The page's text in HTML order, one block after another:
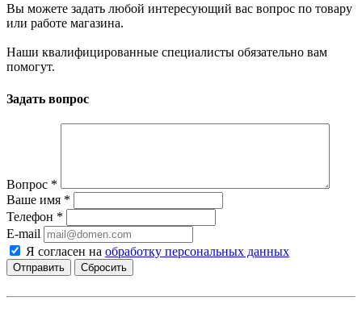
Вы можете задать любой интересующий вас вопрос по товару
или работе магазина.
Наши квалифицированные специалисты обязательно вам
помогут.
Задать вопрос
Вопрос *
Ваше имя *
Телефон *
E-mail
Я согласен на обработку персональных данных
Сбросить